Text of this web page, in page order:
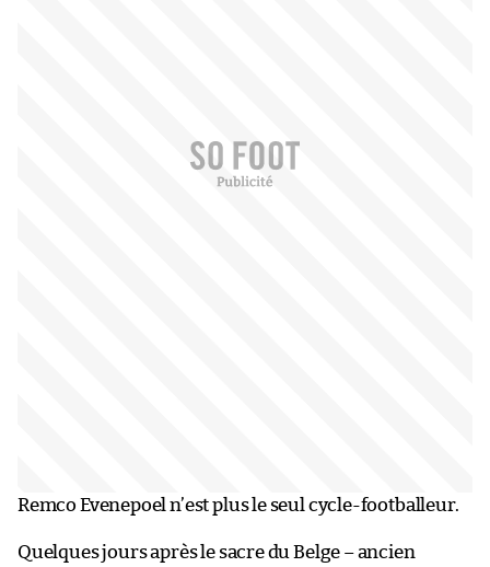
Remco Evenepoel n’est plus le seul cycle-footballeur.
Quelques jours après le sacre du Belge – ancien